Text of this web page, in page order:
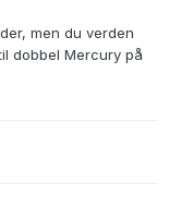
men du verden
dobbel Mercury på